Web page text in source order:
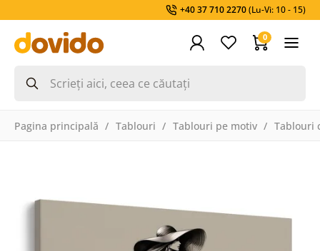
+40 37 710 2270(Lu-Vi: 10 - 15)
0
Pagina principală Tablouri Tablouri pe motiv Tablouri